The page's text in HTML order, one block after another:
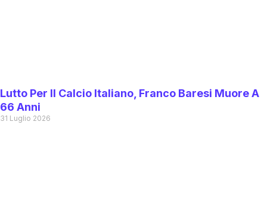
Lutto Per Il Calcio Italiano, Franco Baresi Muore A
66 Anni
31 Luglio 2026